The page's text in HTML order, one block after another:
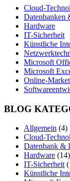
Cloud-
Datenbanken
Hardware
IT-Sicherheit
Künstliche
Microsoft
Microsoft
Online-
BLOG
Allgemein (4)
Cloud-
Datenbank &
Hardware (14)
IT-Sicherheit
Künstliche